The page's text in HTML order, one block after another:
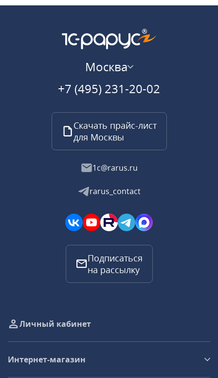
Москва
+7 (495) 231-20-02
Скачать прайс-лист
для Москвы
1c@rarus.ru
rarus_contact
Подписаться
на рассылку
Личный кабинет
Интернет-магазин